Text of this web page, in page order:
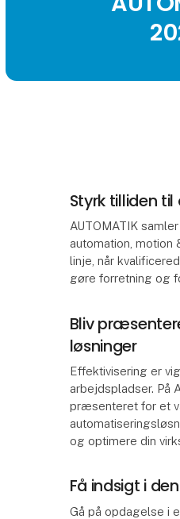
Styrk tilliden
AUTOMATIK
automation, motion
linje, når
gøre forretning og
Bliv
løsninger
Effektivisering er
arbejdspladser. På
præsenteret for et
og optimere din
Få indsigt i
Gå på opdagelse i